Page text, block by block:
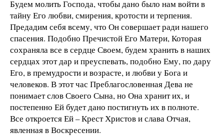
Будем молить Господа, чтобы дано было нам войти в
тайну Его любви, смирения, кротости и терпения.
Предадим себя всему, что Он совершает ради нашего
спасения. Подобно Пречистой Его Матери, Которая
сохраняла все в сердце Своем, будем хранить в наших
сердцах этот дар и преуспевать, подобно Ему, по дару
Его, в премудрости и возрасте, и любви у Бога и
человеков. В этот час Преблагословенная Дева не
понимает слов Своего Сына, но Она хранит их, и
постепенно Ей будет дано постигнуть их в полноте.
Все откроется Ей – Крест Христов и слава Отчая,
явленная в Воскресении.